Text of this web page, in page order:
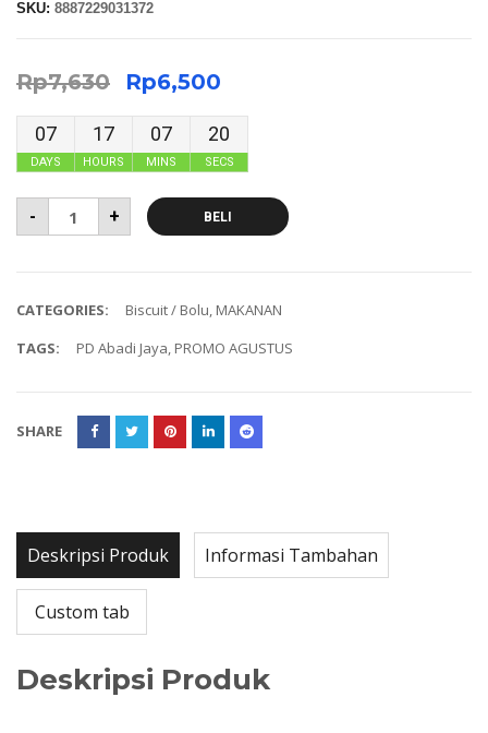
SKU: 8887229031372
Rp7,630 Rp6,500
07
DAYS
17
HOURS
07
MINS
19
SECS
- + BELI
CATEGORIES: Biscuit / Bolu, MAKANAN
TAGS:
PD Abadi Jaya, PROMO AGUSTUS
SHARE
Deskripsi Produk Informasi Tambahan
Custom tab
Deskripsi Produk